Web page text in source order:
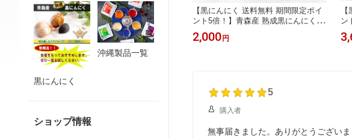
黒にんにく
沖縄製品一覧
ショップ情報
沖縄 健康茶【琉球ハーブティー 5種
訳あり 半額 20%ポイントバック】 5
色薬草茶【空 月 心 幸 巡】ノンカフ
ェイン【賞味期限9/11】ローズヒップ
ハトムギ ルイボス クヮンソウ バタフ
ライピー 癒し リラックス 睡眠★追跡
可能メール便対応 ★平日14時までの
注文で当日発送
600円～
【黒にんにく 送料無料 期間限定ポイ
ント5倍！】青森産 熟成黒にんにく
バラ【300g】甘い 美味しい 青森県 福
地ホワイト六片種 無添加 黒ニンニク
2,000 円
ン
バ
地
5
購入者
無事届きました。ありがとうござい